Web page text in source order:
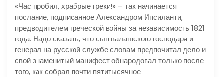
«Час пробил, храбрые греки!» – так начинается
послание, подписанное Александром Ипсиланти,
предводителем греческой войны за независимость 1821
года. Надо сказать, что сын валашского господаря и
генерал на русской службе словам предпочитал дело и
свой знаменитый манифест обнародовал только после
того, как собрал почти пятитысячное